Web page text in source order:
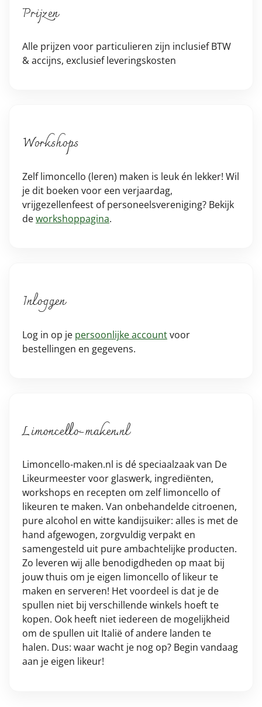
Prijzen
Alle prijzen voor particulieren zijn inclusief BTW
& accijns, exclusief leveringskosten
Workshops
Zelf limoncello (leren) maken is leuk én lekker! Wil
je dit boeken voor een verjaardag,
vrijgezellenfeest of personeelsvereniging? Bekijk
deworkshoppagina.
Inloggen
Log in op je persoonlijke accountvoor
bestellingen en gegevens.
Limoncello-maken.nl
Limoncello-maken.nl is dé speciaalzaak van De
Likeurmeester voor glaswerk, ingrediënten,
workshops en recepten om zelf limoncello of
likeuren te maken. Van onbehandelde citroenen,
pure alcohol en witte kandijsuiker: alles is met de
hand afgewogen, zorgvuldig verpakt en
samengesteld uit pure ambachtelijke producten.
Zo leveren wij alle benodigdheden op maat bij
jouw thuis om je eigen limoncello of likeur te
maken en serveren! Het voordeel is dat je de
spullen niet bij verschillende winkels hoeft te
kopen. Ook heeft niet iedereen de mogelijkheid
om de spullen uit Italië of andere landen te
halen. Dus: waar wacht je nog op? Begin vandaag
aan je eigen likeur!